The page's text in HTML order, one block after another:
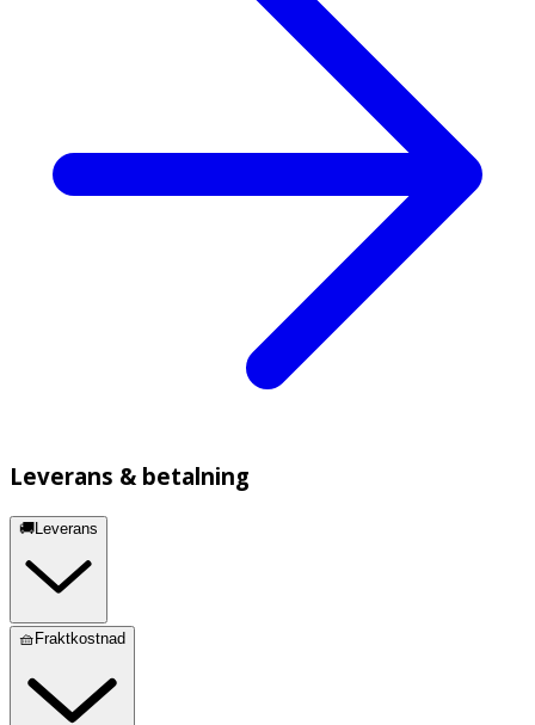
Leverans & betalning
🚚Leverans
🧺Fraktkostnad